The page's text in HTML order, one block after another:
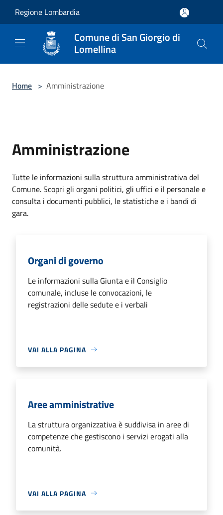
Regione Lombardia
Comune di San Giorgio di
Lomellina
Home > Amministrazione
Amministrazione
Tutte le informazioni sulla struttura amministrativa del
Comune. Scopri gli organi politici, gli uffici e il personale e
consulta i documenti pubblici, le statistiche e i bandi di
gara.
Organi di governo
Le informazioni sulla Giunta e il Consiglio
comunale, incluse le convocazioni, le
registrazioni delle sedute e i verbali
VAI ALLA PAGINA
Aree amministrative
La struttura organizzativa è suddivisa in aree di
competenze che gestiscono i servizi erogati alla
comunità.
VAI ALLA PAGINA